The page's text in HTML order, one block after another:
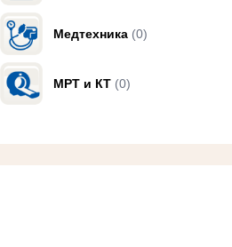
Медтехника (0)
МРТ и КТ (0)